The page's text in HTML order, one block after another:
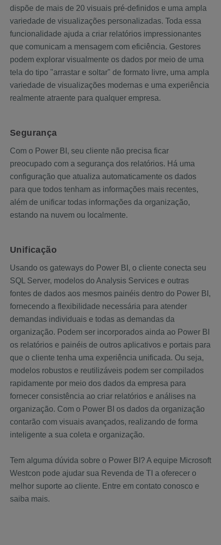
dispõe de mais de 20 visuais pré-definidos e uma ampla
variedade de visualizações personalizadas. Toda essa
funcionalidade ajuda a criar relatórios impressionantes
que comunicam a mensagem com eficiência. Gestores
podem explorar visualmente os dados por meio de uma
tela do tipo "arrastar e soltar" de formato livre, uma ampla
variedade de visualizações modernas e uma experiência
realmente atraente para qualquer empresa.
Segurança
Com o Power BI, seu cliente não precisa ficar
preocupado com a segurança dos relatórios. Há uma
configuração que atualiza automaticamente os dados
para que todos tenham as informações mais recentes,
além de unificar todas informações da organização,
estando na nuvem ou localmente.
Unificação
Usando os gateways do Power BI, o cliente conecta seu
SQL Server, modelos do Analysis Services e outras
fontes de dados aos mesmos painéis dentro do Power BI,
fornecendo a flexibilidade necessária para atender
demandas individuais e todas as demandas da
organização. Podem ser incorporados ainda ao Power BI
os relatórios e painéis de outros aplicativos e portais para
que o cliente tenha uma experiência unificada. Ou seja,
modelos robustos e reutilizáveis podem ser compilados
rapidamente por meio dos dados da empresa para
fornecer consistência ao criar relatórios e análises na
organização. Com o Power BI os dados da organização
contarão com visuais avançados, realizando de forma
inteligente a sua coleta e organização.
Tem alguma dúvida sobre o Power BI? A equipe Microsoft
Westcon pode ajudar sua Revenda de TI a oferecer o
melhor suporte ao cliente. Entre em contato conosco e
saiba mais.